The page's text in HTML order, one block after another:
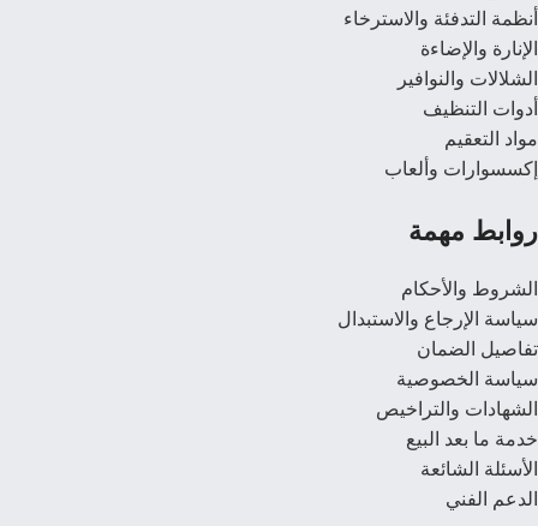
أنظمة التدفئة والاسترخاء
الإنارة والإضاءة
الشلالات والنوافير
أدوات التنظيف
مواد التعقيم
إكسسوارات وألعاب
روابط مهمة
الشروط والأحكام
سياسة الإرجاع والاستبدال
تفاصيل الضمان
سياسة الخصوصية
الشهادات والتراخيص
خدمة ما بعد البيع
الأسئلة الشائعة
الدعم الفني